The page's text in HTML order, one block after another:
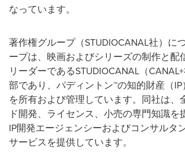
なっています。
著作権グループ（STUDIOCANAL社）に
ープは、映画およびシリーズの制作と配
リーダーであるSTUDIOCANAL（
部であり、パディントン™の知的財産（
を所有および管理しています。同社は、
ド開発、ライセンス、小売の専門知識を
IP開発エージェンシーおよびコンサルタ
サービスを提供しています。